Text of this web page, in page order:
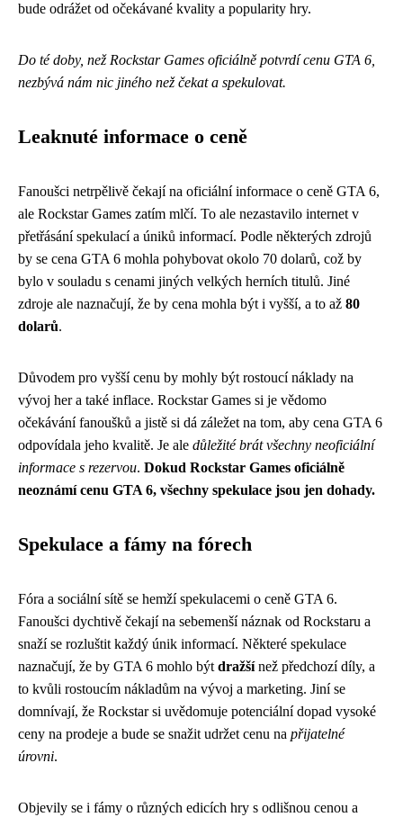
bude odrážet od očekávané kvality a popularity hry.
Do té doby, než Rockstar Games oficiálně potvrdí cenu GTA 6,
nezbývá nám nic jiného než čekat a spekulovat.
Leaknuté informace o ceně
Fanoušci netrpělivě čekají na oficiální informace o ceně GTA 6,
ale Rockstar Games zatím mlčí. To ale nezastavilo internet v
přetřásání spekulací a úniků informací. Podle některých zdrojů
by se cena GTA 6 mohla pohybovat okolo 70 dolarů, což by
bylo v souladu s cenami jiných velkých herních titulů. Jiné
zdroje ale naznačují, že by cena mohla být i vyšší, a to až 80
dolarů.
Důvodem pro vyšší cenu by mohly být rostoucí náklady na
vývoj her a také inflace. Rockstar Games si je vědomo
očekávání fanoušků a jistě si dá záležet na tom, aby cena GTA 6
odpovídala jeho kvalitě. Je ale důležité brát všechny neoficiální
informace s rezervou. Dokud Rockstar Games oficiálně
neoznámí cenu GTA 6, všechny spekulace jsou jen dohady.
Spekulace a fámy na fórech
Fóra a sociální sítě se hemží spekulacemi o ceně GTA 6.
Fanoušci dychtivě čekají na sebemenší náznak od Rockstaru a
snaží se rozluštit každý únik informací. Některé spekulace
naznačují, že by GTA 6 mohlo být dražšínež předchozí díly, a
to kvůli rostoucím nákladům na vývoj a marketing. Jiní se
domnívají, že Rockstar si uvědomuje potenciální dopad vysoké
ceny na prodeje a bude se snažit udržet cenu na přijatelné
úrovni.
Objevily se i fámy o různých edicích hry s odlišnou cenou a